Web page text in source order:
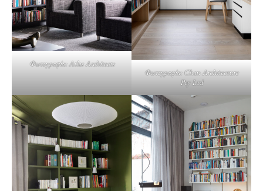
Φωτογραφία: Atlas Architects
Φωτογραφία: Chan Architecture
Pty Ltd